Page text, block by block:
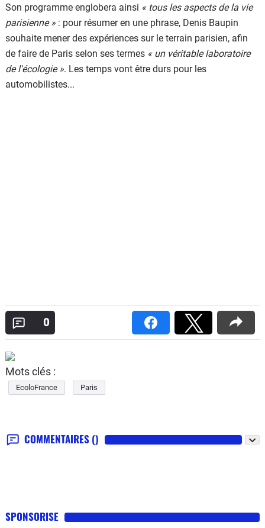
Son programme englobera ainsi « tous les aspects de la vie
parisienne » : pour résumer en une phrase, Denis Baupin
souhaite mener des expériences sur le terrain parisien, afin
de faire de Paris selon ses termes « un véritable laboratoire
de l'écologie ». Les temps vont être durs pour les
automobilistes...
0
Mots clés :
EcoloFrance Paris
COMMENTAIRES ()
SPONSORISE